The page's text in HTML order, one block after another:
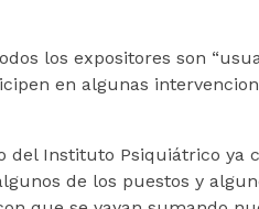
los expositores son
en algunas
Instituto Psiquiátrico ya
de los puestos y